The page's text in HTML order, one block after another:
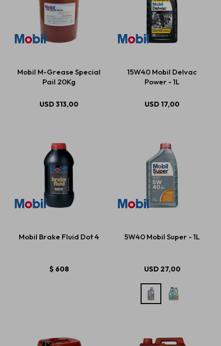
Mobil M-Grease Special
Pail 20Kg
USD313,00
15W40 Mobil Delvac
Power - 1L
USD 17,00
Mobil Brake Fluid Dot 4
$ 608
5W40 Mobil Super - 1L
USD 27,00
Repuestos
Servicios